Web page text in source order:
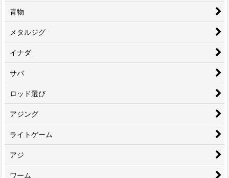
青物
メタルジグ
イナダ
サバ
ロッド選び
アジング
ライトゲーム
アジ
ワーム